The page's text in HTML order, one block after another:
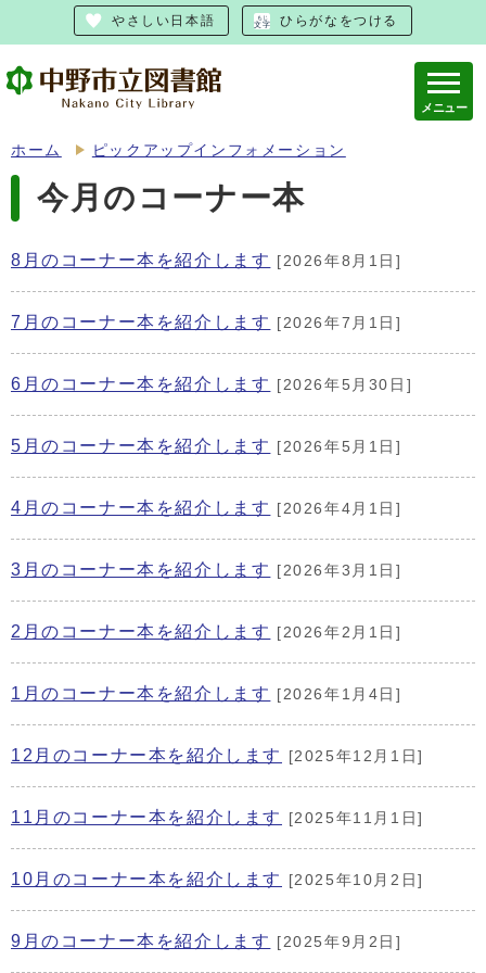
やさしい日本語 ひらがなをつける
メニュー
ホーム ピックアップインフォメーション
今月のコーナー本
8月のコーナー本を紹介します [2026年8月1日]
7月のコーナー本を紹介します [2026年7月1日]
6月のコーナー本を紹介します [2026年5月30日]
5月のコーナー本を紹介します [2026年5月1日]
4月のコーナー本を紹介します [2026年4月1日]
3月のコーナー本を紹介します [2026年3月1日]
2月のコーナー本を紹介します [2026年2月1日]
1月のコーナー本を紹介します [2026年1月4日]
12月のコーナー本を紹介します [2025年12月1日]
11月のコーナー本を紹介します [2025年11月1日]
10月のコーナー本を紹介します [2025年10月2日]
9月のコーナー本を紹介します [2025年9月2日]